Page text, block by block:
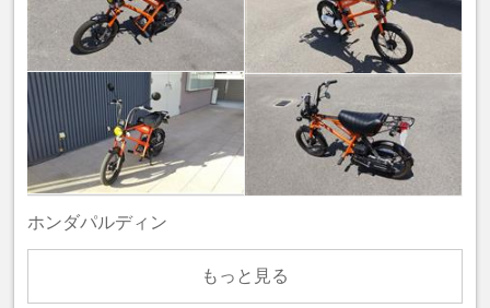
ホンダパルディン
もっと見る